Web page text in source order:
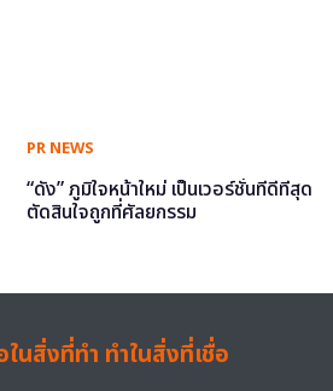
PR NEWS
“ดัง” ภูมิใจหน้าใหม่ เป็นเวอร์ชั่นที่ดีที่สุด
ตัดสินใจถูกที่ศัลยกรรม
นสิ่งที่ทำ ทำในสิ่งที่เชื่อ